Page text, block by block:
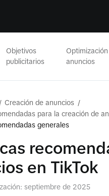
Objetivos
publicitarios
anuncios
/ Creación de anuncios /
para la creación de
generales
en TikTok
septiembre de 2025